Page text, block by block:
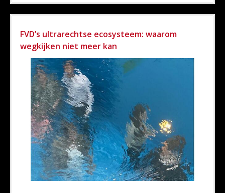
FVD’s ultrarechtse ecosysteem: waarom
wegkijken niet meer kan